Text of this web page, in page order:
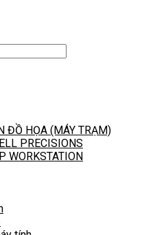
ĐỒ HỌA (MÁY TRẠM)
PRECISIONS
WORKSTATION